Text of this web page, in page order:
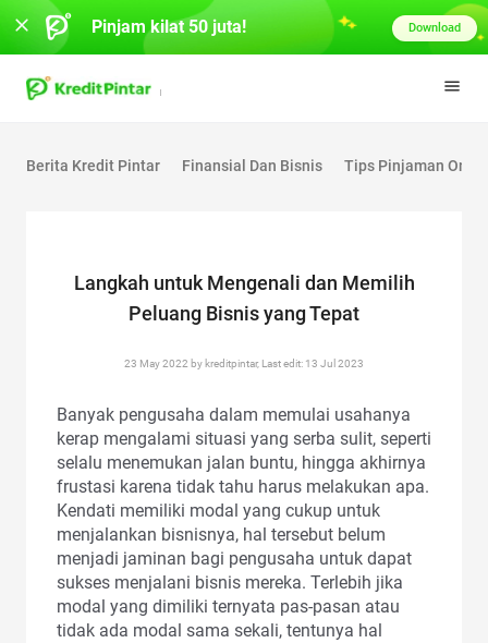
Berita Kredit Pintar Finansial Dan Bisnis Tips Pinjaman
Langkah untuk Mengenali dan Memilih
Peluang Bisnis yang Tepat
23 May 2022 by kreditpintar, Last edit: 13 Jul 2023
Banyak pengusaha dalam memulai usahanya
kerap mengalami situasi yang serba sulit, seperti
selalu menemukan jalan buntu, hingga akhirnya
frustasi karena tidak tahu harus melakukan apa.
Kendati memiliki modal yang cukup untuk
menjalankan bisnisnya, hal tersebut belum
menjadi jaminan bagi pengusaha untuk dapat
sukses menjalani bisnis mereka. Terlebih jika
modal yang dimiliki ternyata pas-pasan atau
tidak ada modal sama sekali, tentunya hal
Pinjam kilat 50 juta! Download